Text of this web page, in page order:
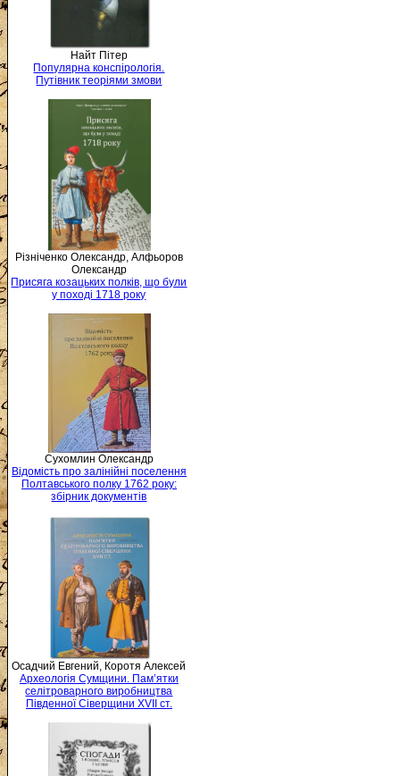
Найт Пітер
Популярна конспірологія.
Путівник теоріями змови
Різніченко Олександр, Алфьоров
Олександр
Присяга козацьких полків, що були
у поході 1718 року
Сухомлин Олександр
Відомість про залінійні поселення
Полтавського полку 1762 року:
збірник документів
Осадчий Евгений, Коротя Алексей
Археологія Сумщини. Пам’ятки
селітроварного виробництва
Південної Сіверщини XVII ст.